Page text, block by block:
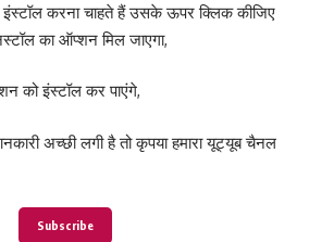
करना चाहते हैं उसके ऊपर क्लिक कीजिए
का ऑप्शन मिल जाएगा,
को इंस्टॉल कर पाएंगे,
अच्छी लगी है तो कृपया हमारा यूट्यूब चैनल
Subscribe